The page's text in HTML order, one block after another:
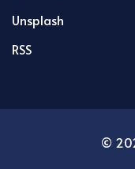
Unsplash
RSS
©